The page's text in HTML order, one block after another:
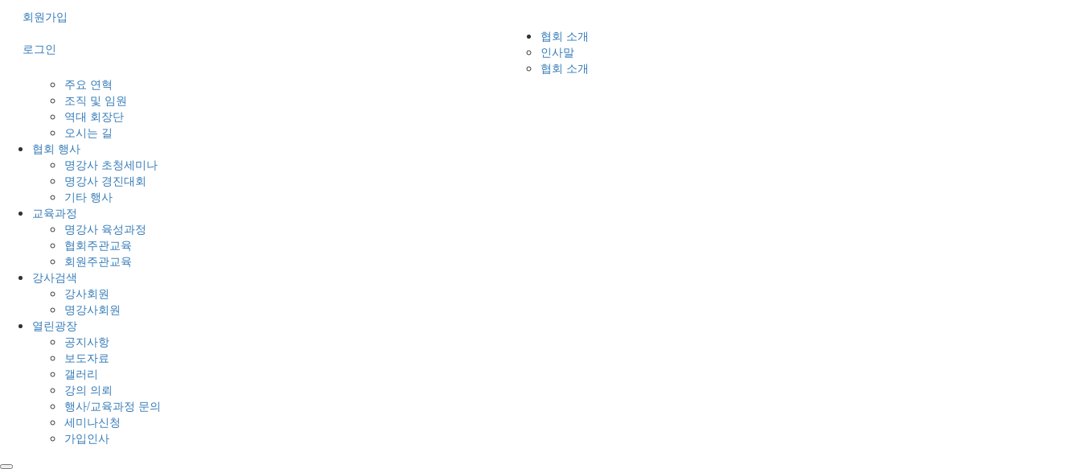
회원가입
로그인
협회 소개
인사말
협회 소개
주요 연혁
조직 및 임원
역대 회장단
오시는 길
협회 행사
명강사 초청세미나
명강사 경진대회
기타 행사
교육과정
명강사 육성과정
협회주관교육
회원주관교육
강사검색
강사회원
명강사회원
열린광장
공지사항
보도자료
갤러리
강의 의뢰
행사/교육과정 문의
세미나신청
가입인사